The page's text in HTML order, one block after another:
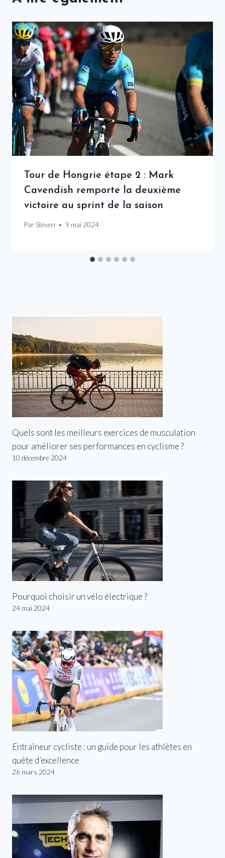
Tour de Hongrie étape 2 : Mark
Cavendish remporte la deuxième
victoire au sprint de la saison
Par Steven 9 mai 2024
Quels sont les meilleurs exercices de musculation
pour améliorer ses performances en cyclisme ?
10 décembre 2024
Pourquoi choisir un vélo électrique ?
24 mai 2024
Entraîneur cycliste : un guide pour les athlètes en
quête d’excellence
26 mars 2024